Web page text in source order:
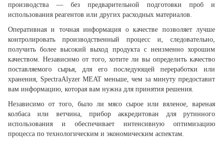
производства — без предварительной подготовки проб и
использования реагентов или других расходных материалов.
Оперативная и точная информация о качестве позволяет лучше
контролировать производственный процесс и, следовательно,
получить более высокий выход продукта с неизменно хорошим
качеством. Независимо от того, хотите ли вы определить качество
поставляемого сырья, для его последующей переработки или
хранения, SpectraAlyzer MEAT меньше, чем за минуту предоставит
вам информацию, которая вам нужна для принятия решения.
Независимо от того, было ли мясо сырое или вяленое, вареная
колбаса или ветчина, прибор аккредитован для рутинного
использования и обеспечивает интенсивную оптимизацию
процесса по технологическим и экономическим аспектам.